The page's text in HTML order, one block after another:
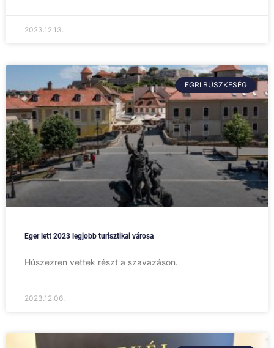
2023.12.13.
EGRI BÜSZKESÉG
Eger lett 2023 legjobb turisztikai városa
Húszezren vettek részt a szavazáson.
2023.12.06.